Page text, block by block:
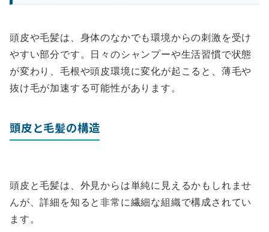
頭皮や毛髪は、身体のなかでも環境からの刺激を受け
やすい部分です。日々のシャンプーや生活習慣で状態
が変わり、毛根や頭皮環境に変化が起こると、薄毛や
抜け毛が加速する可能性があります。
頭皮と毛髪の構造
頭皮と毛髪は、外見からは単純に見えるかもしれませ
んが、詳細を知ると非常に繊細な組織で構成されてい
ます。